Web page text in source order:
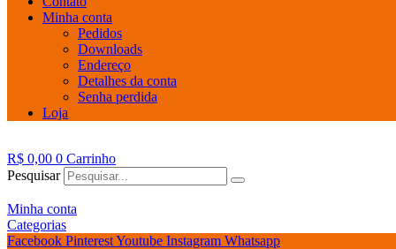
Minha conta
Pedidos
Downloads
Endereço
Detalhes da conta
Senha perdida
Loja
R$ 0,00 0 Carrinho
Pesquisar
Minha conta
Categorias
Facebook PinterestYoutube Instagram Whatsapp